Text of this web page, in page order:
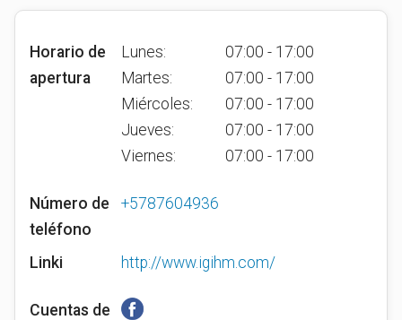
Horario de
apertura
Lunes:
07:00 - 17:00
Martes:
07:00 - 17:00
Miércoles:
07:00 - 17:00
Jueves:
07:00 - 17:00
Viernes:
07:00 - 17:00
Número de
teléfono
+5787604936
Linki http://www.igihm.com/
Cuentas de